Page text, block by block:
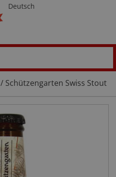
Deutsch
/ Schützengarten Swiss Stout